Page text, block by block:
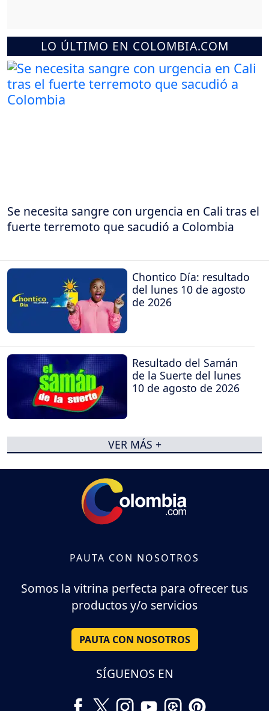
LO ÚLTIMO EN COLOMBIA.COM
Se necesita sangre con urgencia en Cali tras el
fuerte terremoto que sacudió a Colombia
Chontico Día: resultado
del lunes 10 de agosto
de 2026
Resultado del Samán
de la Suerte del lunes
10 de agosto de 2026
VER MÁS +
PAUTA CON NOSOTROS
Somos la vitrina perfecta para ofrecer tus
productos y/o servicios
PAUTA CON NOSOTROS
SÍGUENOS EN